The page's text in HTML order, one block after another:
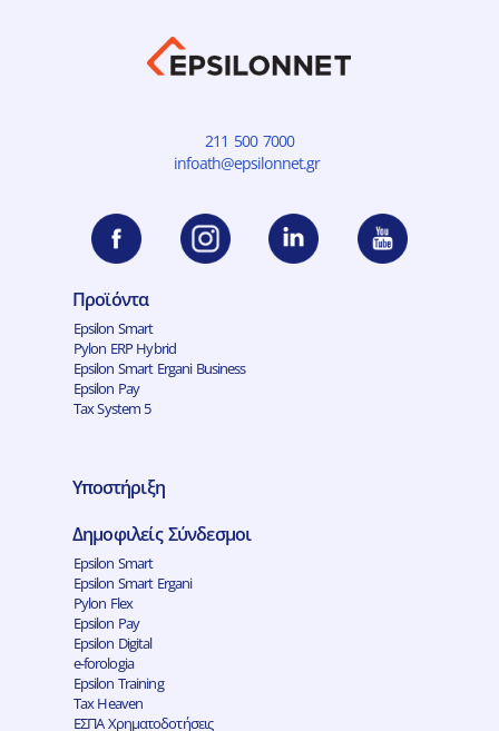
211 500 7000
infoath@epsilonnet.gr
Προϊόντα
Epsilon Smart
Pylon ERP Hybrid
Epsilon Smart Ergani Business
Epsilon Pay
Tax System 5
Υποστήριξη
Δημοφιλείς Σύνδεσμοι
Epsilon Smart
Epsilon Smart Ergani
Pylon Flex
Epsilon Pay
Epsilon Digital
e-forologia
Epsilon Training
Tax Heaven
ΕΣΠΑ Χρηματοδοτήσεις